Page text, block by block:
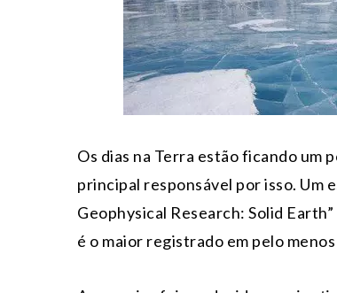
Os dias na Terra estão ficando um
principal responsável por isso. Um
Geophysical Research: Solid
é o maior registrado em pelo